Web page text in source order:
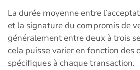
La durée moyenne entre
et la signature du compromis de
généralement entre deux à trois
cela puisse varier en fonction des
spécifiques à chaque transaction.